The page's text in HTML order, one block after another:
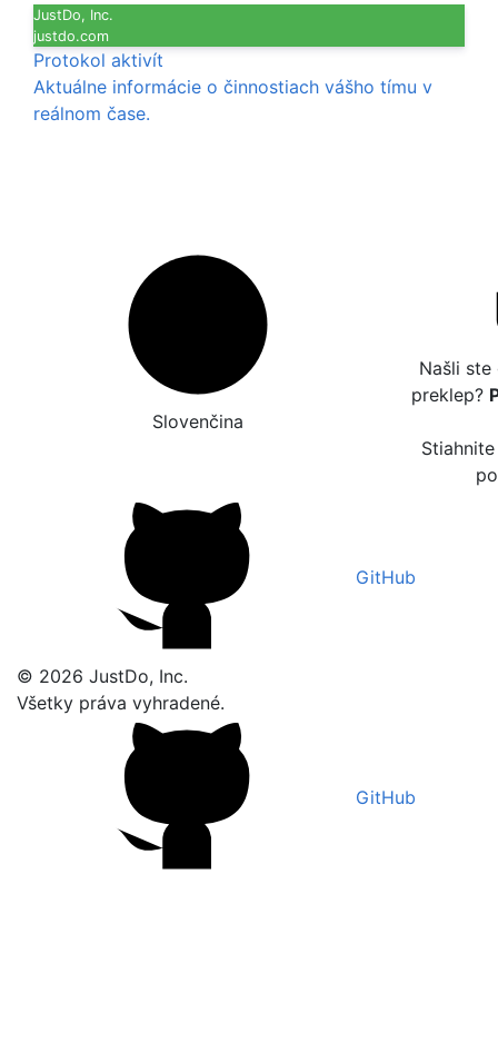
JustDo, Inc.
justdo.com
Protokol aktivít
Aktuálne informácie o činnostiach vášho tímu v
reálnom čase.
Slovenčina
Našli
preklep?
GitHub
© 2026 JustDo, Inc.
Všetky práva vyhradené.
GitHub